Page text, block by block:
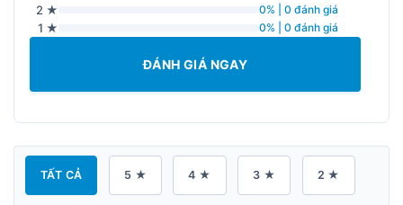
2 ★ 0% | 0 đánh giá
1 ★ 0% | 0 đánh giá
ĐÁNH GIÁ NGAY
TẤT CẢ 5 ★ 4 ★ 3 ★ 2 ★